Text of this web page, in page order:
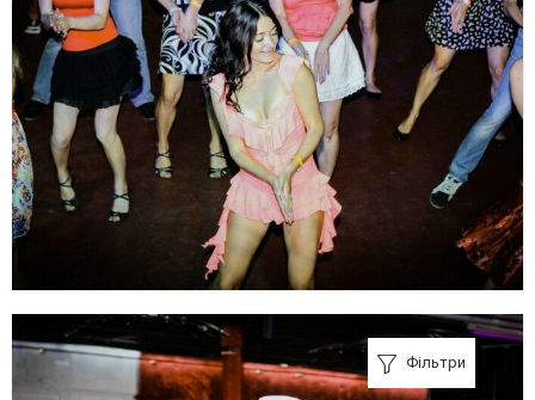
Фільтри